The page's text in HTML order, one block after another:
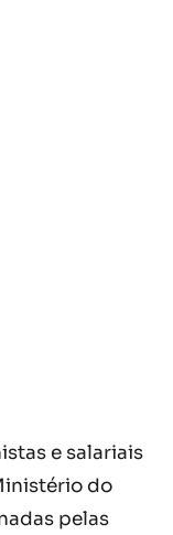
e salariais
do
pelas